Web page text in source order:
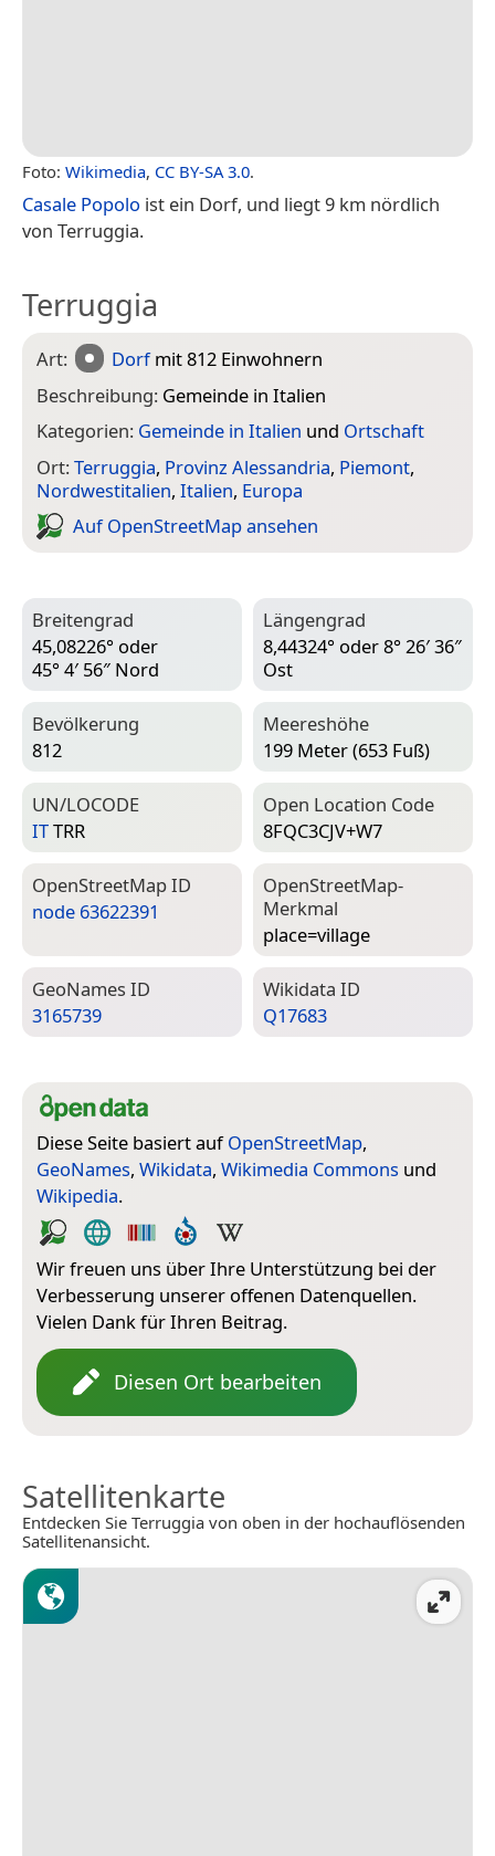
Foto: Wikimedia, CC BY-SA 3.0.
Casale Popolo ist ein Dorf, und liegt 9 km nördlich
von Terruggia.
Terruggia
Art: Dorfmit 812 Einwohnern
Beschreibung: Gemeinde in Italien
Kategorien: Gemeinde in Italien und Ortschaft
Ort:Terruggia, Provinz Alessandria, Piemont,
Nordwestitalien, Italien, Europa
Auf Open­Street­Map ansehen
Breitengrad
45,08226° oder
45° 4′ 56″ Nord
Längengrad
8,44324° oder 8° 26′ 36″
Ost
Bevölkerung
812
Meereshöhe
199 Meter (653 Fuß)
UN/LOCODE
ITTRR
Open Location Code
8FQC3CJV+W7
Open­Street­Map ID
node 63622391
Open­Street­Map-
Merkmal
place=­village
Geo­Names ID
3165739
Wiki­data ID
Q17683
Diese Seite basiert aufOpenStreetMap,
GeoNames, Wikidata, Wikimedia Commons und
Wikipedia.
Wir freuen uns über Ihre Unterstützung bei der
Verbesserung unserer offenen Datenquellen.
Vielen Dank für Ihren Beitrag.
Diesen Ort bearbeiten
Satellitenkarte
Entdecken Sie Terruggia von oben in der hochauflösenden
Satellitenansicht.